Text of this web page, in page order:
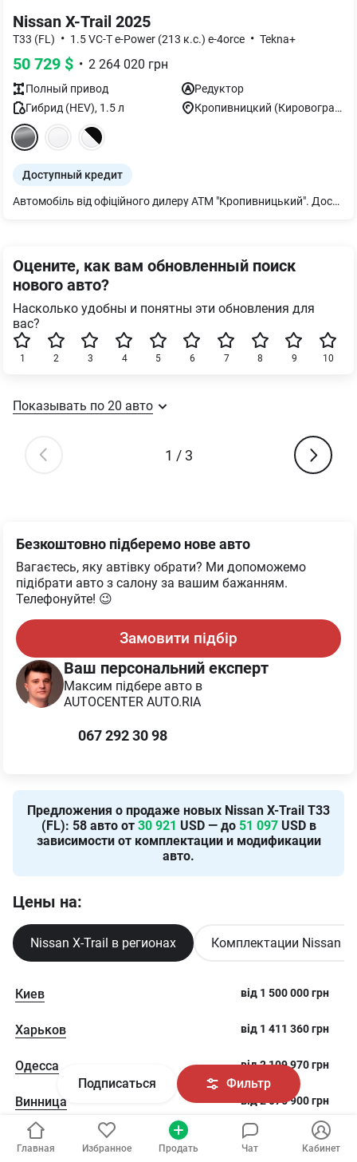
Подписаться Фильтр
Nissan X-Trail 2025
T33 (FL) • 1.5 VC-T e-Power (213 к.с.) e-4orce • Tekna+
50 729 $ • 2 264 020 грн
Полный привод
Редуктор
Гибрид (HEV), 1.5л Кропивницкий (Кировоград)
Доступный кредит
Автомобіль від офіційного дилеру АТМ "Кропивницький". Доступно: Трейд – ін, Кредит; Лізинг; Тест-драйв. Авто доступне в нашому центрі з
Оцените, как вам обновленный поиск
нового авто?
Насколько удобны и понятны эти обновления для
вас?
10
9
8
7
6
5
4
3
2
1
Показывать по 20 авто
1 / 3
Безкоштовно підберемо нове авто
Вагаєтесь, яку автівку обрати? Ми допоможемо
підібрати авто з салону за вашим бажанням.
Телефонуйте! 😉
Замовити підбір
Ваш персональний експерт
Максим підбере авто в
AUTOCENTER AUTO.RIA
067 292 30 98
Предложения о продаже новых Nissan X-Trail T33
(FL): 58авто от 30 921 USD — до 51 097USD в
зависимости от комплектации и модификации
авто.
Цены на:
Nissan X-Trail в регионах Комплектации Nissan
Киев від 1 500 000грн
Харьков від 1 411 360грн
Одесса від2 109 970грн
Винница від2 076 900грн
Львов від грн
Главная Избранное Продать Чат Кабинет